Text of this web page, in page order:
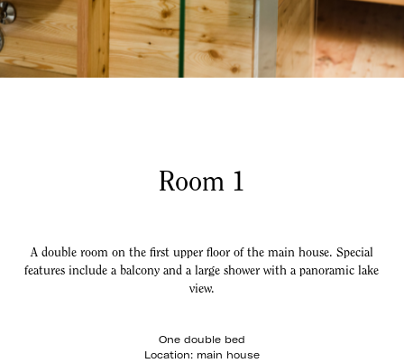
Room 1
A double room on the first upper floor of the main house. Special
features include a balcony and a large shower with a panoramic lake
view.
One double bed
Location: main house